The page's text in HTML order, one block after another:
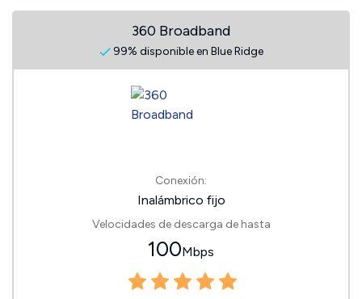
360 Broadband
99% disponible en Blue Ridge
Conexión:
Inalámbrico fijo
Velocidades de descarga de hasta
100Mbps